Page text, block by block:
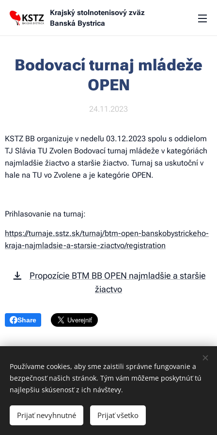
Krajský stolnotenisový zväz
Banská Bystrica
Bodovací turnaj mládeže
OPEN
24.11.2023
KSTZ BB organizuje v nedeľu 03.12.2023 spolu s oddielom
TJ Slávia TU Zvolen Bodovací turnaj mládeže v kategóriách
najmladšie žiactvo a staršie žiactvo. Turnaj sa uskutoční v
hale na TU vo Zvolene a je kategórie OPEN.
Prihlasovanie na turnaj:
https://turnaje.sstz.sk/turnaj/btm-open-banskobystrickeho-
kraja-najmladsie-a-starsie-ziactvo/registration
Propozície BTM BB OPEN najmladšie a staršie
žiactvo
Share
Vytvorené službouWebnode
Používame cookies, aby sme zaistili správne fungovanie a
bezpečnosť našich stránok. Tým vám môžeme poskytnúť tú
najlepšiu skúsenosť z ich návštevy.
Prijať nevyhnutné Prijať všetko